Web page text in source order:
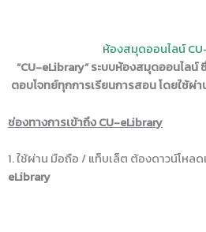
ห้องสมุดออนไลน์
“CU-eLibrary” ระบบห้องสมุดออนไล
ตอบโจทย์ทุกการเรียนการสอน โดยใช้ผ่
ช่องทางการเข้าถึง CU-eLibrary
1. ใช้ผ่าน มือถือ / แท็บเล็ต ต้องดาวน์โห
eLibrary